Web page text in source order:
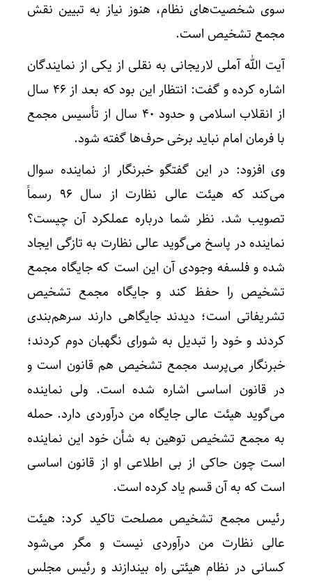
سوی شخصیت‌های نظام، هنوز نیاز به تبیین نقش
مجمع تشخیص است.
آیت الله آملی لاریجانی به نقلی از یکی از نمایندگان
اشاره کرده و گفت: انتظار این بود که بعد از ۴۶ سال
از انقلاب اسلامی و حدود ۴۰ سال از تأسیس مجمع
با فرمان امام نباید برخی حرف‌ها گفته شود.
وی افزود: در این گفتگو خبرنگار از نماینده سوال
می‌کند که هیئت عالی نظارت از سال ۹۶ رسماً
تصویب شد. نظر شما درباره عملکرد آن چیست؟
نماینده در پاسخ می‌گوید عالی نظارت به تازگی ایجاد
شده و فلسفه وجودی آن این است که جایگاه مجمع
تشخیص را حفظ کند و جایگاه مجمع تشخیص
تشریفاتی است؛ دیدند جایگاهی دارند سرهم‌بندی
کردند و خود را تبدیل به شورای نگهبان دوم کردند؛
خبرنگار می‌پرسد مجمع تشخیص هم قانون است و
در قانون اساسی اشاره شده است. ولی نماینده
می‌گوید هیئت عالی جایگاه من درآوردی دارد. حمله
به مجمع تشخیص توهین به شأن خود این نماینده
است چون حاکی از بی اطلاعی او از قانون اساسی
است که به آن قسم یاد کرده است.
رئیس مجمع تشخیص مصلحت تاکید کرد: هیئت
عالی نظارت من درآوردی نیست و مگر می‌شود
کسانی در نظام هیئتی راه بیندازند و رئیس مجلس